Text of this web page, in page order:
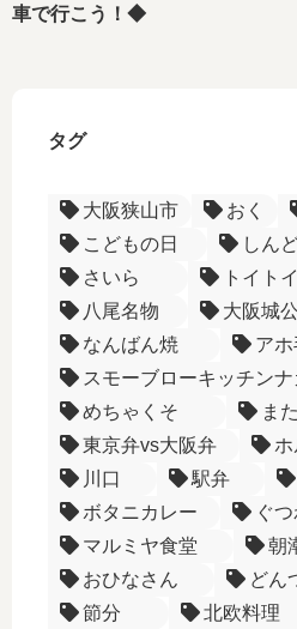
車で行こう！◆
タグ
大阪狭山市 おく
こどもの日
しん
さいら
トイトイ
八尾名物
大阪城
なんばん焼
ア
スモーブローキッチン
めちゃくそ
また
東京弁vs大阪弁
川口
駅弁
ボタニカレー
ぐ
マルミヤ食堂
朝
おひなさん
どん
節分
北欧料理